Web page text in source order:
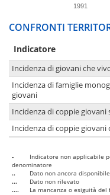
1991
CONFRONTI
Indicatore
Incidenza di giovani che
Incidenza di famiglie
giovani
Incidenza di coppie giovani
Incidenza di coppie giovani
-
Indicatore non applicabile
denominatore
..
Dato non ancora disponibile
...
Dato non rilevato
....
La mancanza o esiguità